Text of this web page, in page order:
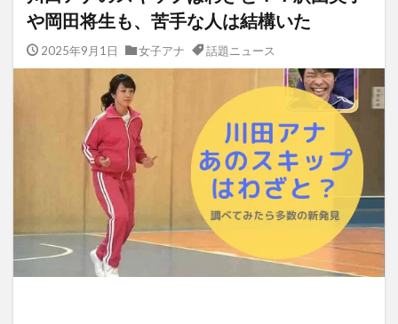
や岡田将生も、苦手な人は結構いた
2025年9月1日 女子アナ 話題ニュース